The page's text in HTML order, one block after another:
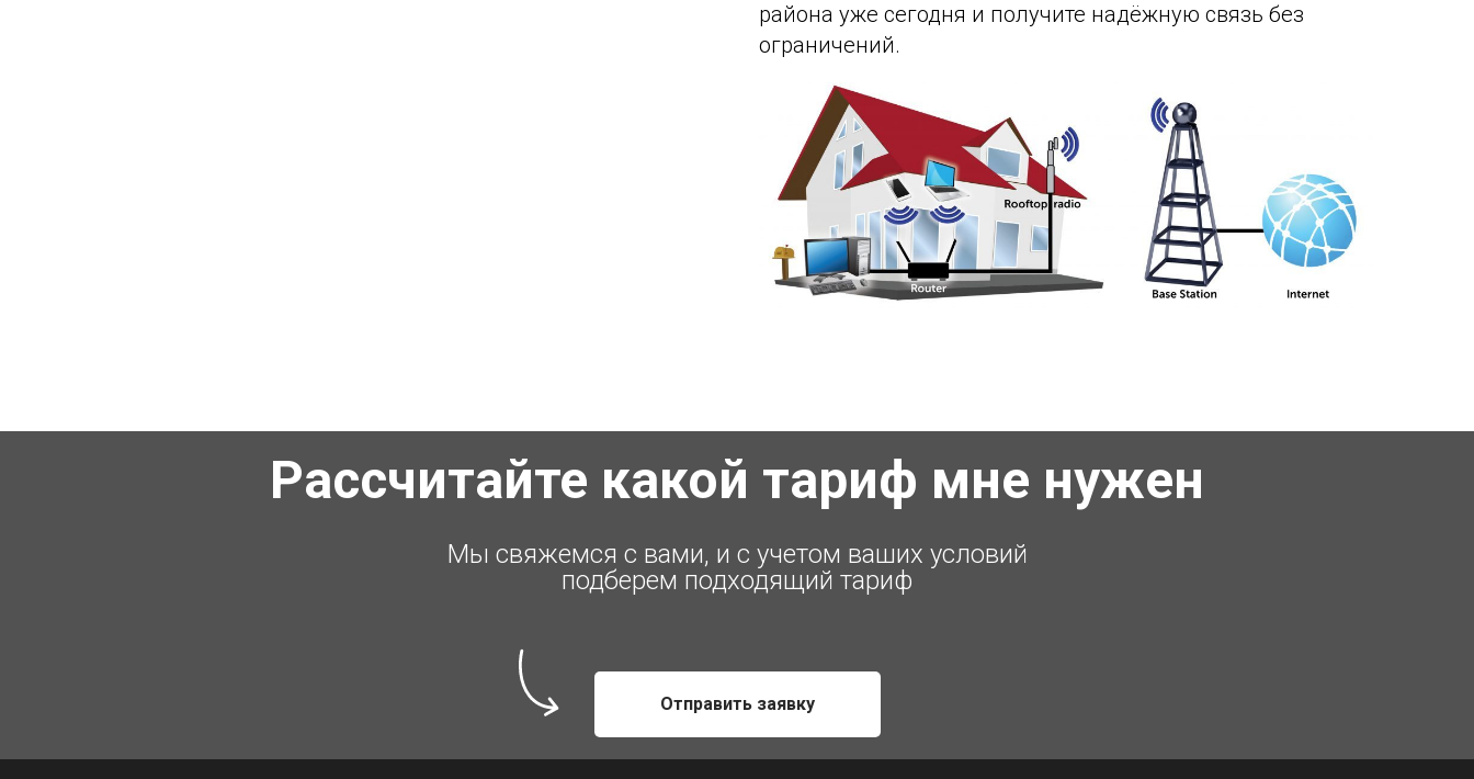
района уже сегодня и получите надёжную связь без
ограничений.
Рассчитайте какой тариф мне нужен
Мы свяжемся с вами, и с учетом ваших условий
подберем подходящий тариф
Отправить заявку